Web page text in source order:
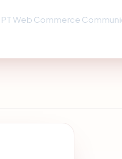
Web Commerce